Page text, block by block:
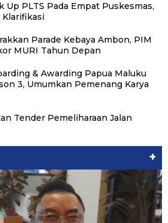
Up PLTS Pada Empat Puskesmas,
Parade Kebaya Ambon, PIM
MURI Tahun Depan
& Awarding Papua Maluku
3, Umumkan Pemenang Karya
Tender Pemeliharaan Jalan
+